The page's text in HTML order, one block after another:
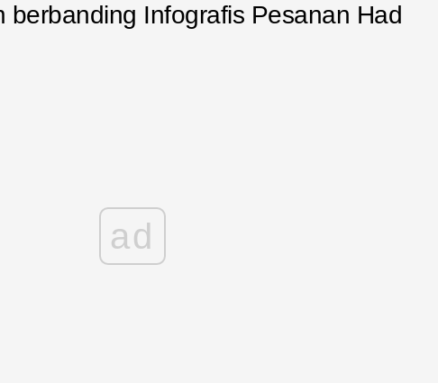
berbanding Infografis Pesanan Had
ad